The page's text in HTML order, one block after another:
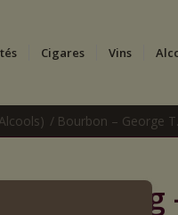
Cigares Vins
/ Bourbon – George
T.